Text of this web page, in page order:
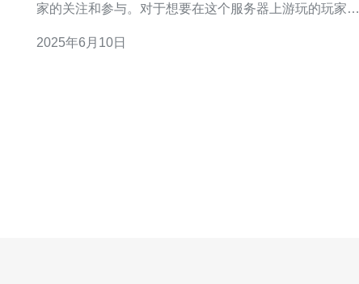
家的关注和参与。对于想要在这个服务器上游玩的玩家来
一个多元化的服务器，吸引了来自不同国家和地区的玩
2025年6月10日